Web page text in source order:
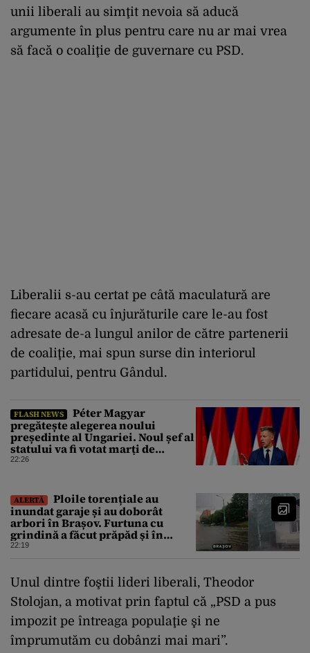
unii liberali au simţit nevoia să aducă
argumente în plus pentru care nu ar mai vrea
să facă o coaliţie de guvernare cu PSD.
Liberalii s-au certat pe câtă maculatură are
fiecare acasă cu înjurăturile care le-au fost
adresate de-a lungul anilor de către partenerii
de coaliţie, mai spun surse din interiorul
partidului, pentru Gândul.
FLASH NEWS
Péter Magyar
pregătește alegerea noului
președinte al Ungariei. Noul șef al
statului va fi votat marți de
Parlament
22:26
ALERTĂ
Ploile torențiale au
inundat garaje și au doborât
arbori în Brașov. Furtuna cu
grindină a făcut prăpăd și în
Bihor
22:19
Unul dintre foştii lideri liberali, Theodor
Stolojan, a motivat prin faptul că „PSD a pus
impozit pe întreaga populaţie şi ne
împrumutăm cu dobânzi mai mari”.